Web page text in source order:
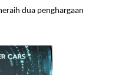
dua penghargaan